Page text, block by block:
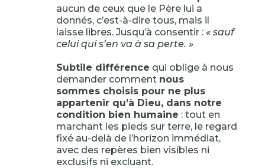
aucun de ceux que le Père lui a
donnés, c’est-à-dire tous, mais il
laisse libres. Jusqu’à consentir : « sauf
celui qui s’en va à sa perte. »
Subtile différence qui oblige à nous
demander comment nous
sommes choisis pour ne plus
appartenir qu’à Dieu, dans notre
condition bien humaine : tout en
marchant les pieds sur terre, le regard
fixé au-delà de l’horizon immédiat,
avec des repères bien visibles ni
exclusifs ni excluant.